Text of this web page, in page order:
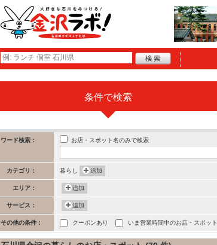
条件で検索
ワード検索： お店・スポット名のみで検索
カテゴリ： 暮らし 追加
エリア： 追加
サービス： 追加
その他の条件： クーポンあり いま営業時間中のお店・スポット